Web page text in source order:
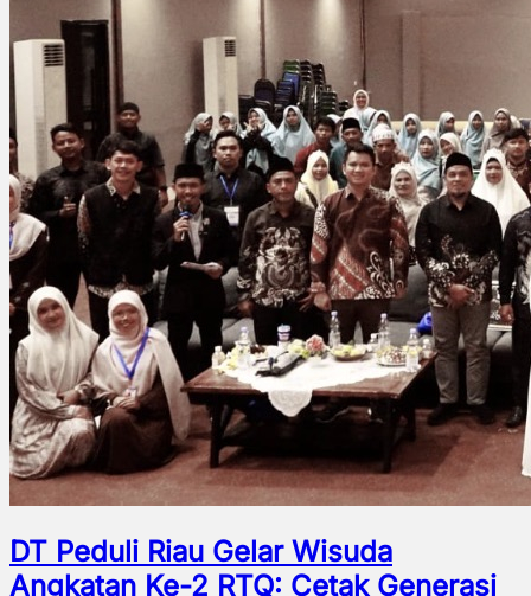
DT Peduli Riau Gelar Wisuda
Angkatan Ke-2 RTQ: Cetak Generasi